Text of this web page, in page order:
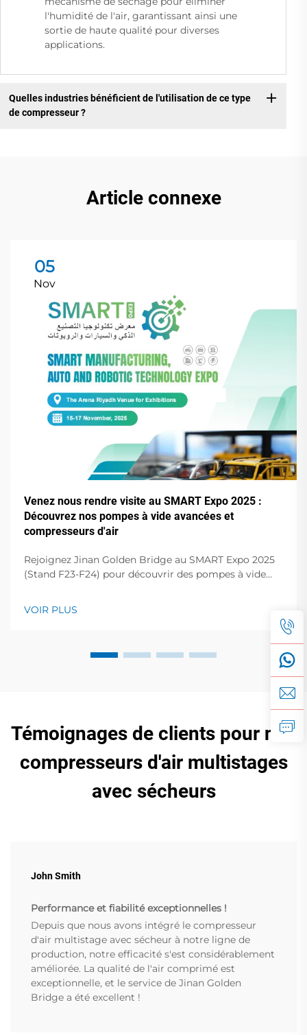
l'humidité de l'air, garantissant ainsi une
sortie de haute qualité pour diverses
applications.
Quelles industries bénéficient de l'utilisation de ce type
de compresseur ?
Article connexe
05
Nov
Venez nous rendre visite au SMART Expo 2025 :
Découvrez nos pompes à vide avancées et
compresseurs d'air
Rejoignez Jinan Golden Bridge au SMART Expo 2025
(Stand F23-F24) pour découvrir des pompes à vide
opérations !
VOIR PLUS
Témoignages de clients pour nos
compresseurs d'air multistages
avec sécheurs
John Smith
Performance et fiabilité exceptionnelles !
Depuis que nous avons intégré le compresseur
d'air multistage avec sécheur à notre ligne de
production, notre efficacité s'est considérablement
améliorée. La qualité de l'air comprimé est
exceptionnelle, et le service de Jinan Golden
Bridge a été excellent !